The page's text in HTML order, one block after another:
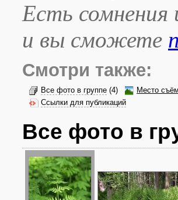
Есть сомнения
и вы сможете
Смотри также:
Все фото в группе (4) Место
Ссылки для публикаций
Все фото в